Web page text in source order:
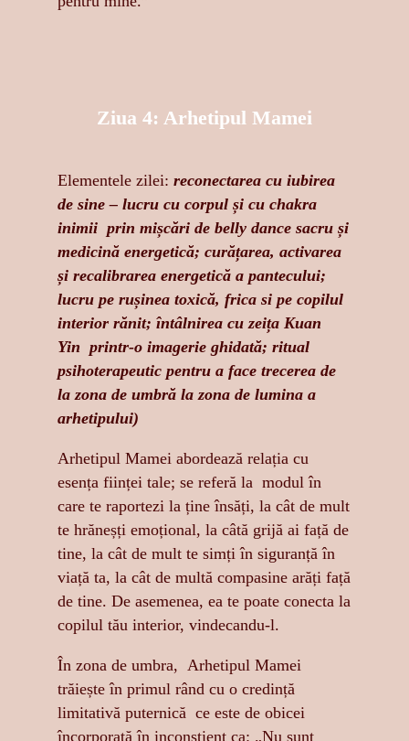
Ziua 4: Arhetipul Mamei
Elementele zilei: reconectarea cu iubirea
de sine – lucru cu corpul și cu chakra
inimii prin mișcări de belly dance sacru și
medicină energetică; curățarea, activarea
și recalibrarea energetică a pantecului;
lucru pe rușinea toxică, frica si pe copilul
interior rănit; întâlnirea cu zeița Kuan
Yin printr-o imagerie ghidată; ritual
psihoterapeutic pentru a face trecerea de
la zona de umbră la zona de lumina a
arhetipului)
Arhetipul Mamei abordează relația cu
esența ființei tale; se referă la modul în
care te raportezi la ține însăți, la cât de mult
te hrăneșți emoțional, la câtă grijă ai față de
tine, la cât de mult te simți în siguranță în
viață ta, la cât de multă compasine arăți față
de tine. De asemenea, ea te poate conecta la
copilul tău interior, vindecandu-l.
În zona de umbra, Arhetipul Mamei
trăiește în primul rând cu o credință
limitativă puternică ce este de obicei
încorporată în inconștient ca: „Nu sunt